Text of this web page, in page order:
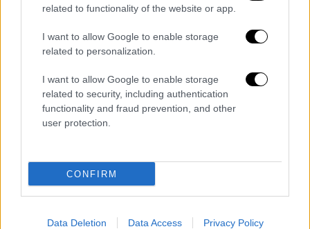
related to functionality of the website or app.
I want to allow Google to enable storage
related to personalization.
I want to allow Google to enable storage
related to security, including authentication
functionality and fraud prevention, and other
user protection.
CONFIRM
Data Deletion Data Access Privacy Policy
Lifestyle 28.04.2021 14:57
Δημήτρης Σταρόβας: Απέρριψα
δουλειές για το «YFSF All Star» και